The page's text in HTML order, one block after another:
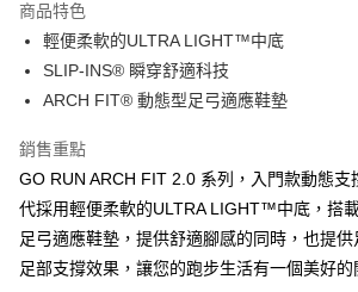
相關說明
【大哥付你分期使用說明】
1.本服務由台灣大哥大提供，台灣大哥大用戶可立即
2.付款方式選擇「大哥付你分期」，訂單成立後會自
流程，驗證手機門號後，選擇欲分期的期數、繳款
3.實際核准額度、可分期數及費用金額請依後續交易
4.訂單成立30分鐘內，如未前往確認交易或遇審核
消。如遇「轉專審核」未通過狀況，表示未達大哥
法說明評估內容。
【繳款方式說明】
1.分期款項不併入電信帳單，「大哥付你分期」於每
ATM付款
宅配
商品特色
輕便柔軟的ULTRA LIGHT™中底
SLIP-INS® 瞬穿舒適科技
ARCH FIT® 動態型足弓適應鞋墊
銷售重點
GO RUN ARCH FIT 2.0 系列，入門款動態支
代採用輕便柔軟的ULTRA LIGHT™中底，搭
足弓適應鞋墊，提供舒適腳感的同時，也提
足部支撐效果，讓您的跑步生活有一個美好的